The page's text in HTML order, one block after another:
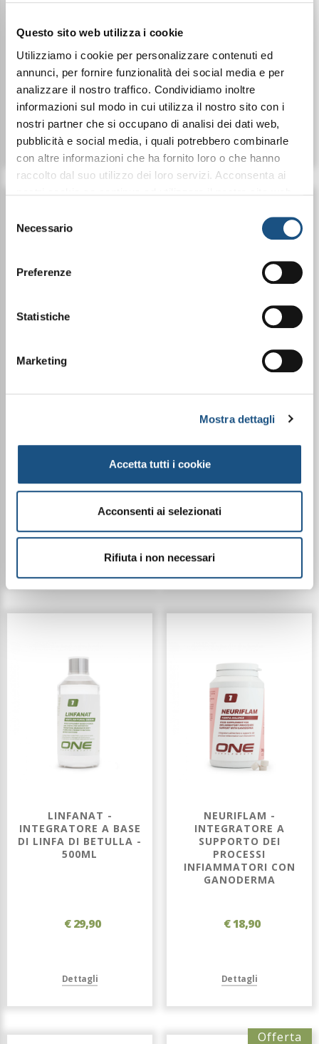
Questo sito web utilizza i cookie
Utilizziamo i cookie per personalizzare contenuti ed
annunci, per fornire funzionalità dei social media e per
analizzare il nostro traffico. Condividiamo inoltre
informazioni sul modo in cui utilizza il nostro sito con i
nostri partner che si occupano di analisi dei dati web,
pubblicità e social media, i quali potrebbero combinarle
con altre informazioni che ha fornito loro o che hanno
raccolto dal suo utilizzo dei loro servizi. Acconsenta ai
delNecessario
Preferenze
Statistiche
Marketing
Mostra dettagli
Accetta tutti i cookie
Acconsenti ai selezionati
Rifiuta i non necessari
€ 35,90
Dettagli
€ 83,70 € 59,90
Dettagli
MGK COMPLEX -
SPIRULINA -
ALIMENTARE - 60
LINFANAT -
INTEGRATORE A BASE
DI LINFA DI BETULLA -
500ML
€ 29,90
Dettagli
NEURIFLAM -
INTEGRATORE A
SUPPORTO DEI
PROCESSI
INFIAMMATORI CON
GANODERMA
€ 18,90
Dettagli
Offerta